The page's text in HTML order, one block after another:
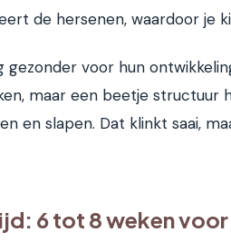
de hersenen, waardoor je
gezonder voor hun
maar een beetje structuur
en slapen. Dat klinkt saai,
6 tot 8 weken